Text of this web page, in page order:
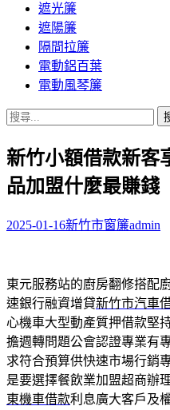
遮光簾
遮陽簾
隔間拉簾
電動鋁百葉
電動風琴簾
搜
關
鍵
字:
新竹小額借款新客
品加盟什麼最賺錢
2025-01-16新竹市窗簾admin
東元服務站的廚房翻修搭配
速銀行融資增貸新竹市汽車
心機車大型動產質押借款堅
擔週轉問題公會認證專業有
求符合預算供快速市場行銷
是要選擇餐飲業加盟超商辦
東機車借款利息廣大客戶及